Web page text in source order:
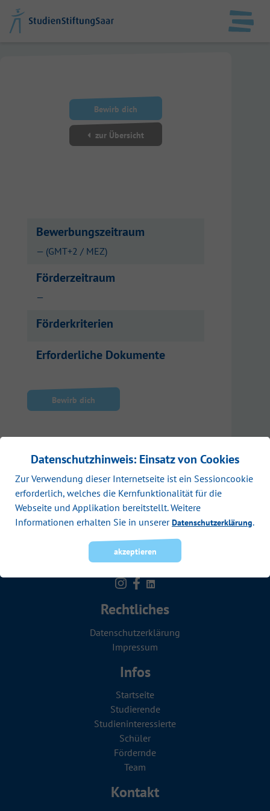
Datenschutzhinweis: Einsatz von Cookies
Zur Verwendung dieser Internetseite ist ein Sessioncookie
erforderlich, welches die Kernfunktionalität für die
Webseite und Applikation bereitstellt. Weitere
Informationen erhalten Sie in unsererDatenschutzerklärung.
akzeptieren
StudienStiftungSaar
Datenschutz
Bewirb dich
zur Übersicht
Bewerbungszeitraum
— (GMT+2 / MEZ)
Förderzeitraum
—
Förderkriterien
Erforderliche Dokumente
Bewirb dich
Rechtliches
Datenschutzerklärung
Impressum
Infos
Startseite
Studierende
Studien­in­teressierte
Schüler
Fördernde
Team
Kontakt